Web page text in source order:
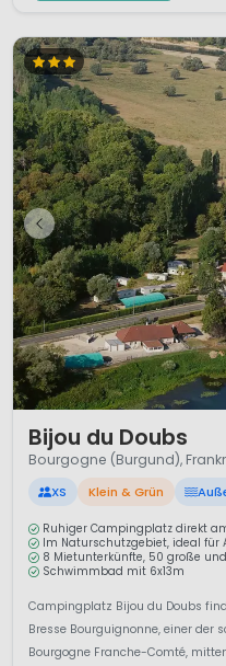
Bijou du Doubs
Bourgogne (Burgund),
XS Klein & Grün
Ruhiger Campingplatz direkt
Im Naturschutzgebiet, ideal für
8 Mietunterkünfte, 50 große
Schwimmbad mit 6x13m
Campingplatz Bijou du Doubs
Bresse Bourguignonne, einer der
Bourgogne Franche-Comté,